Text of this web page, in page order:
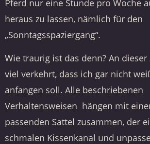
Pferd nur eine Stunde pro Woche
heraus zu lassen, nämlich für den
„Sonntagsspaziergang“.
Wie traurig ist das denn? An
viel verkehrt, dass ich gar nicht
anfangen soll. Alle beschriebenen
Verhaltensweisen hängen mit
passenden Sattel zusammen, der
schmalen Kissenkanal und